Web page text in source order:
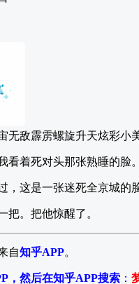
无敌霹雳螺旋升天炫彩小
看着死对头那张熟睡的脸。
，这是一张迷死全京城的
把。把他惊醒了。
自知乎APP。
，然后在知乎APP搜索 ：